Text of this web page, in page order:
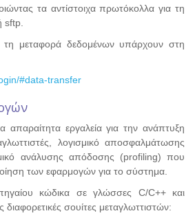
τα αντίστοιχα πρωτόκολλα για τη
sftp.
τη μεταφορά δεδομένων υπάρχουν στη
#data-transfer
απαραίτητα εργαλεία για την ανάπτυξη
λογισμικό αποσφαλμάτωσης
ανάλυσης απόδοσης (profiling) που
των εφαρμογών για το σύστημα.
κώδικα σε γλώσσες C/C++ και
διαφορετικές σουίτες μεταγλωττιστών: